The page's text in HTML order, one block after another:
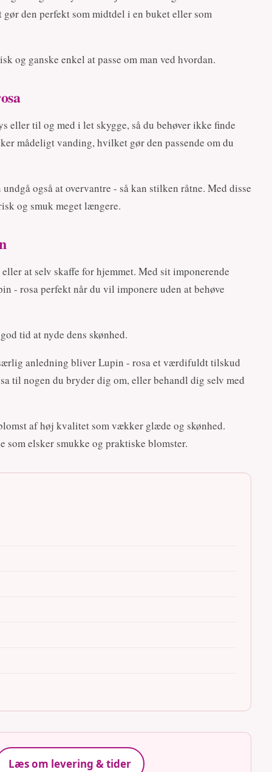
den perfekt som midtdel i en buket eller som
og ganske enkel at passe om man ved hvordan.
eller til og med i let skygge, så du behøver ikke finde
mådeligt vanding, hvilket gør den passende om du
også at overvantre - så kan stilken råtne. Med disse
og smuk meget længere.
at selv skaffe for hjemmet. Med sit imponerende
- rosa perfekt når du vil imponere uden at behøve
tid at nyde dens skønhed.
anledning bliver Lupin - rosa et værdifuldt tilskud
til nogen du bryder dig om, eller behandl dig selv med
af høj kvalitet som vækker glæde og skønhed.
som elsker smukke og praktiske blomster.
Læs om levering & tider